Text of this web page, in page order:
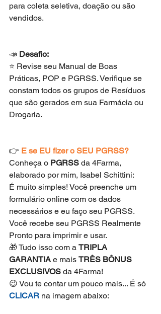
para coleta seletiva, doação ou são
vendidos.
📣 Desafio:
⭐️ Revise seu Manual de Boas
Práticas, POP e PGRSS. Verifique se
constam todos os grupos de Resíduos
que são gerados em sua Farmácia ou
Drogaria.
👉 E se EU fizer o SEU PGRSS?
Conheça o PGRSS da 4Farma,
elaborado por mim, Isabel Schittini:
É muito simples! Você preenche um
formulário online com os dados
necessários e eu faço seu PGRSS.
Você recebe seu PGRSS Realmente
Pronto para imprimir e usar.
🎁 Tudo isso com a TRIPLA
GARANTIA e mais TRÊS BÔNUS
EXCLUSIVOS da 4Farma!
😉 Vou te contar um pouco mais... É só
CLICAR na imagem abaixo: